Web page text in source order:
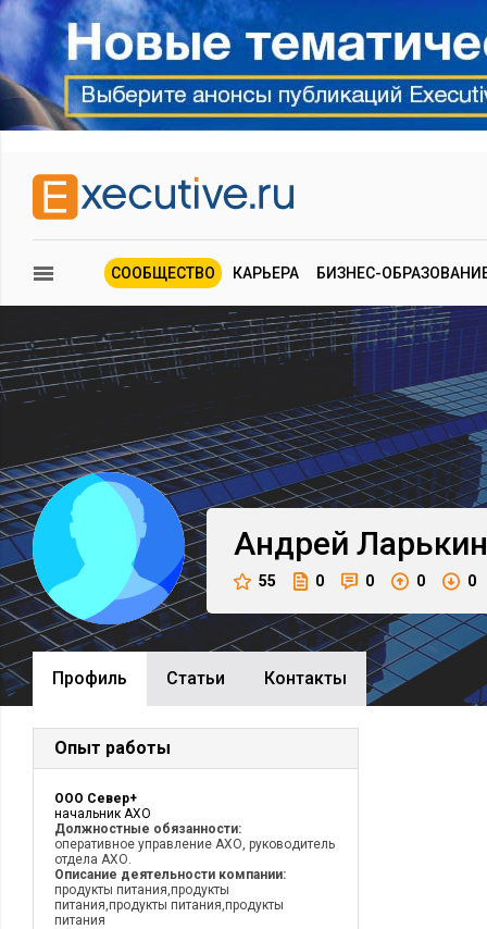
СООБЩЕСТВО КАРЬЕРА БИЗНЕС-
Андрей Ларькин
55 0 0 0 0
Профиль Cтатьи Контакты
Опыт работы
ООО Север+
начальник АХО
Должностные обязанности:
оперативное управление АХО, руководитель
отдела АХО.
Описание деятельности компании:
продукты питания,продукты
питания,продукты питания,продукты
питания